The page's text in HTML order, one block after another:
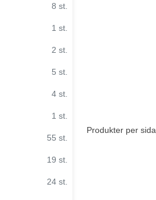
8 st.
1 st.
2 st.
5 st.
4 st.
1 st.
55 st.
19 st.
24 st.
Produkter per sida